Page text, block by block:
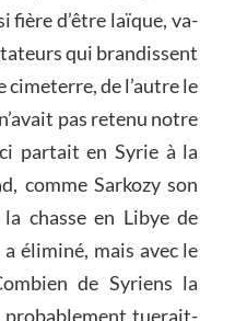
fière d’être laïque, va-
qui brandissent
cimeterre, de l’autre le
pas retenu notre
partait en Syrie à la
comme Sarkozy son
chasse en Libye de
éliminé, mais avec le
de Syriens la
probablement tuerait-